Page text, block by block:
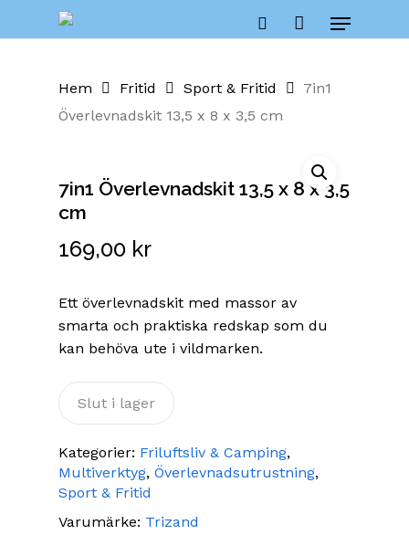
Menu
Cart Close
Hem Fritid Sport & Fritid
7in1
Överlevnadskit 13,5 x 8 x 3,5 cm
7in1 Överlevnadskit 13,5 x 8 x 3,5
cm
169,00 kr
Ett överlevnadskit med massor av
smarta och praktiska redskap som du
kan behöva ute i vildmarken.
Slut i lager
Kategorier: Friluftsliv & Camping,
Multiverktyg, Överlevnadsutrustning,
Sport & Fritid
Varumärke: Trizand